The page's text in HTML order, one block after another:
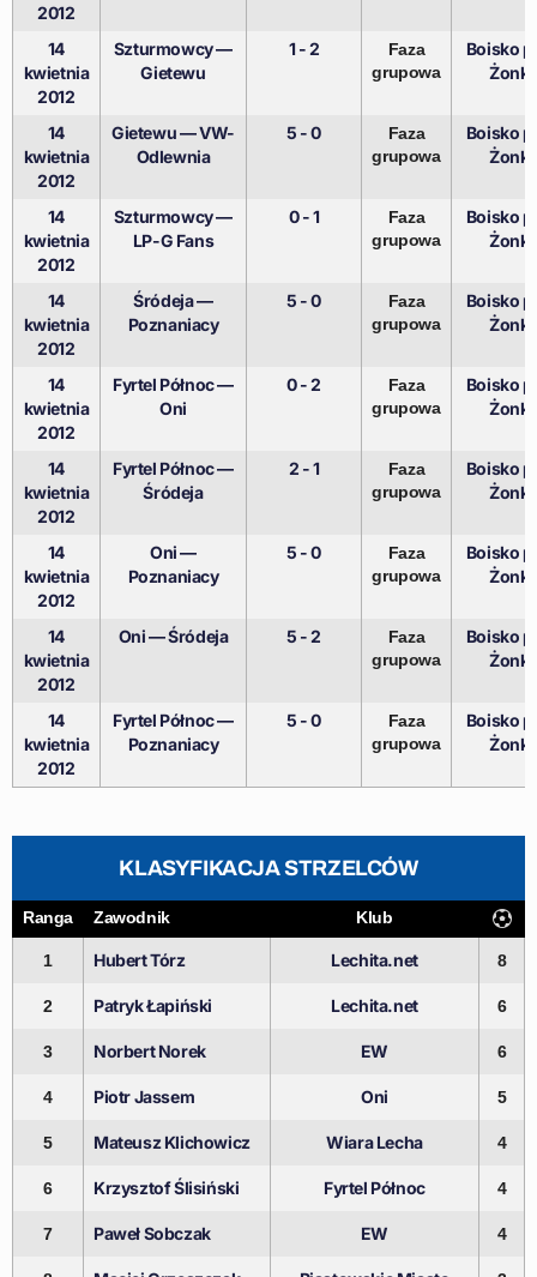
2012
14
kwietnia
2012
Szturmowcy —
Gietewu
1 - 2
Faza
grupowa
Boisko
14
kwietnia
2012
Gietewu — VW-
Odlewnia
5 - 0
Faza
grupowa
Boisko
14
kwietnia
2012
Szturmowcy —
LP-G Fans
0 - 1
Faza
grupowa
Boisko
14
kwietnia
2012
Śródeja —
Poznaniacy
5 - 0
Faza
grupowa
Boisko
14
kwietnia
2012
Fyrtel Północ —
Oni
0 - 2
Faza
grupowa
Boisko
14
kwietnia
2012
Fyrtel Północ —
Śródeja
2 - 1
Faza
grupowa
Boisko
14
kwietnia
2012
Oni —
Poznaniacy
5 - 0
Faza
grupowa
Boisko
14
kwietnia
2012
Oni — Śródeja 5 - 2
Faza
grupowa
Boisko
14
kwietnia
2012
Fyrtel Północ —
Poznaniacy
5 - 0
Faza
grupowa
Boisko
KLASYFIKACJA STRZELCÓW
Ranga Zawodnik Klub
1 Hubert Tórz Lechita.net 8
2 Patryk Łapiński Lechita.net 6
3 Norbert Norek EW 6
4 Piotr Jassem Oni 5
5 Mateusz Klichowicz Wiara Lecha 4
6 Krzysztof Ślisiński Fyrtel Północ 4
7 Paweł Sobczak EW 4